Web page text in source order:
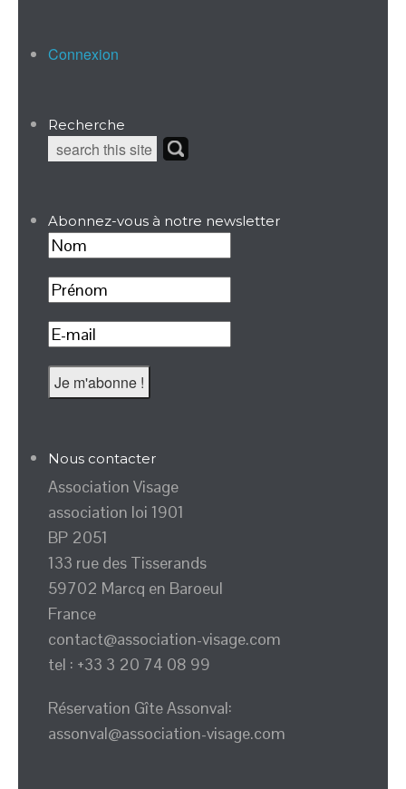
Connexion
Recherche
Abonnez-vous à notre newsletter
Nous contacter
Association Visage
association loi 1901
BP 2051
133 rue des Tisserands
59702 Marcq en Baroeul
France
contact@association-visage.com
tel : +33 3 20 74 08 99
Réservation Gîte Assonval:
assonval@association-visage.com